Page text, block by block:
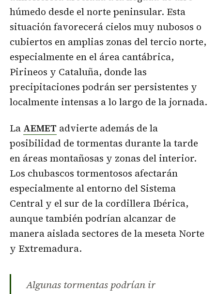
húmedo desde el norte peninsular. Esta
situación favorecerá cielos muy nubosos o
cubiertos en amplias zonas del tercio norte,
especialmente en el área cantábrica,
Pirineos y Cataluña, donde las
precipitaciones podrán ser persistentes y
localmente intensas a lo largo de la jornada.
La AEMET advierte además de la
posibilidad de tormentas durante la tarde
en áreas montañosas y zonas del interior.
Los chubascos tormentosos afectarán
especialmente al entorno del Sistema
Central y el sur de la cordillera Ibérica,
aunque también podrían alcanzar de
manera aislada sectores de la meseta Norte
y Extremadura.
Algunas tormentas podrían ir